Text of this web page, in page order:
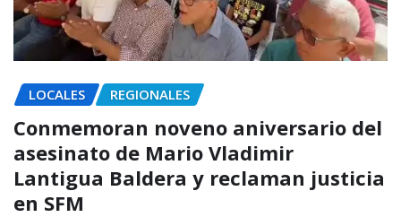
LOCALES REGIONALES
Conmemoran noveno aniversario del
asesinato de Mario Vladimir
Lantigua Baldera y reclaman justicia
en SFM